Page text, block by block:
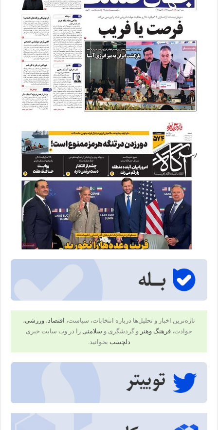
تازه‌ترین اخبار و تحلیل‌ها درباره انتخابات، سیاست، اقتصاد، ورزشی،
حوادث، فرهنگ وهنر و گردشگری و سلامتی را در وب سایت خبری
دلچسب بخوانید.